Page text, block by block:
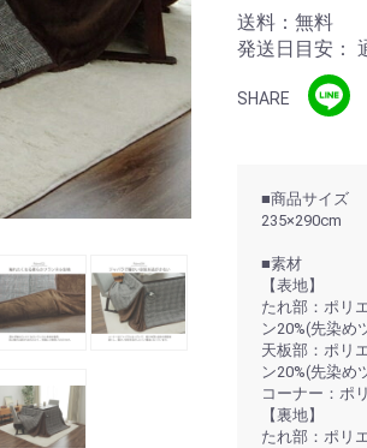
送料：無料
発送日目安：
SHARE
■商品サイズ
235×290cm
■素材
【表地】
たれ部：ポリ
ン20%(先染め
天板部：ポリ
ン20%(先染め
コーナー：ポ
【裏地】
たれ部：ポリ